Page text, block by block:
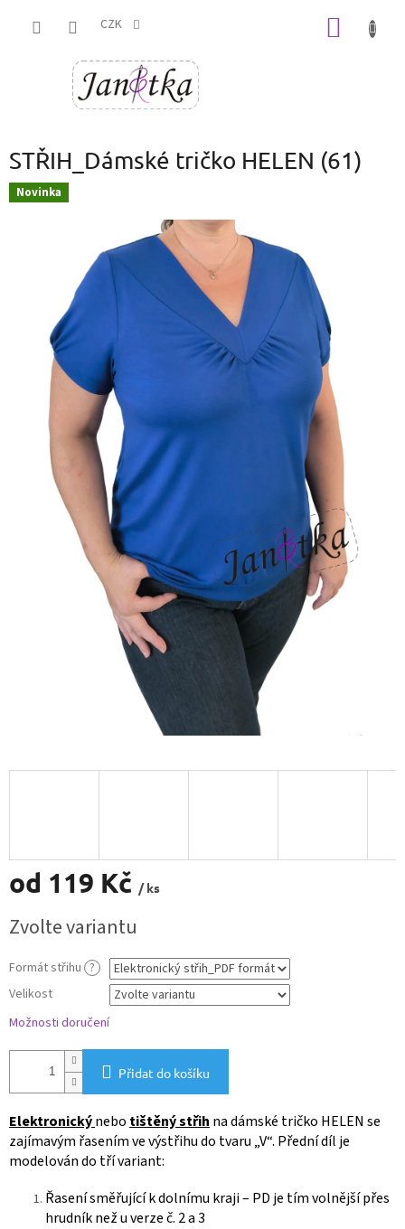
CZK
STŘIH_Dámské tričko HELEN (61)
Novinka
od 119 Kč / ks
cena:
Zvolte variantu
Formát střihu ?
Velikost
Možnosti doručení
Přidat do košíku
Elektronickýnebo tištěný střih na dámské tričko HELEN se
zajímavým řasením ve výstřihu do tvaru „V“. Přední díl je
modelován do tří variant:
Řasení směřující k dolnímu kraji – PD je tím volnější přes
hrudník než u verze č. 2 a 3